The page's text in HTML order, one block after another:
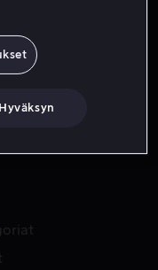
Hyväksyn